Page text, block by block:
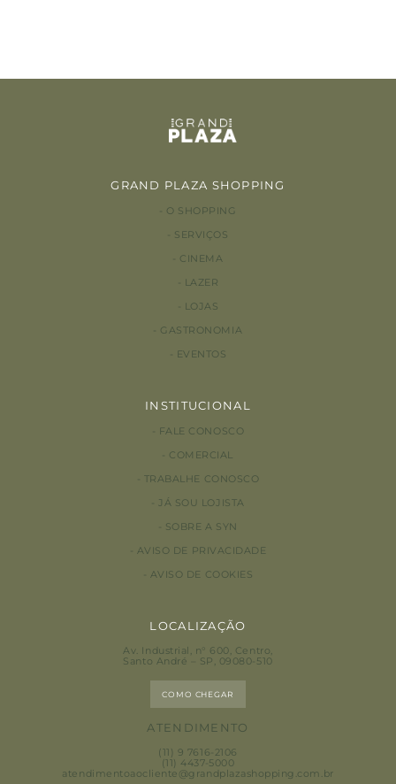
GRAND PLAZA SHOPPING
O SHOPPING
SERVIÇOS
CINEMA
LAZER
LOJAS
GASTRONOMIA
EVENTOS
INSTITUCIONAL
FALE CONOSCO
COMERCIAL
TRABALHE CONOSCO
JÁ SOU LOJISTA
SOBRE A SYN
AVISO DE PRIVACIDADE
AVISO DE COOKIES
LOCALIZAÇÃO
Av. Industrial, n° 600, Centro,
Santo André – SP, 09080-510
COMO CHEGAR
ATENDIMENTO
(11) 9 7616-2106
(11) 4437-5000
atendimentoaocliente@grandplazashopping.com.br